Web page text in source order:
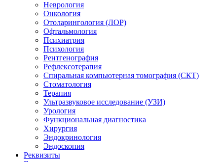
Неврология
Онкология
Отоларингология (ЛОР)
Офтальмология
Психиатрия
Психология
Рентгенография
Рефлексотерапия
Спиральная компьютерная томография (СКТ)
Стоматология
Терапия
Ультразвуковое исследование (УЗИ)
Урология
Функциональная диагностика
Хирургия
Эндокринология
Эндоскопия
Реквизиты